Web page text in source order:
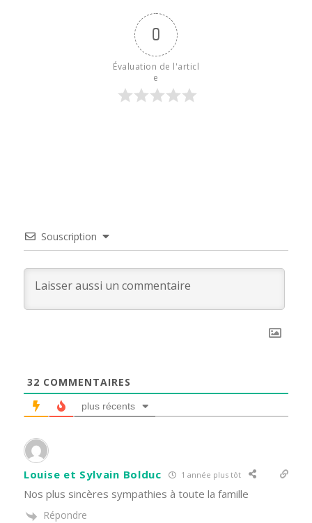
0
Évaluation de l'articl
e
Souscription
32 COMMENTAIRES
plus récents
Louise et Sylvain Bolduc 1 année plus tôt
Nos plus sincères sympathies à toute la famille
Répondre